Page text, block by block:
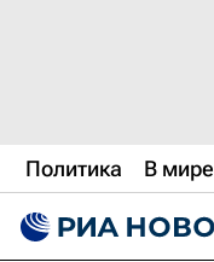
Политика В мире